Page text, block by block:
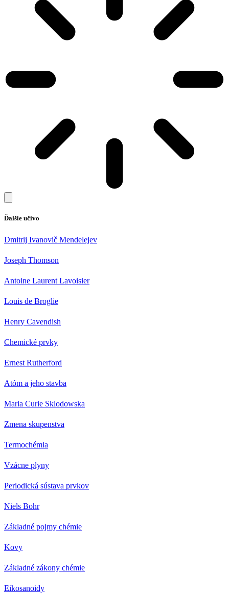
Ďalšie učivo
Dmitrij Ivanovič Mendelejev
Joseph Thomson
Antoine Laurent Lavoisier
Louis de Broglie
Henry Cavendish
Chemické prvky
Ernest Rutherford
Atóm a jeho stavba
Maria Curie Sklodowska
Zmena skupenstva
Termochémia
Vzácne plyny
Periodická sústava prvkov
Niels Bohr
Základné pojmy chémie
Kovy
Základné zákony chémie
Eikosanoidy